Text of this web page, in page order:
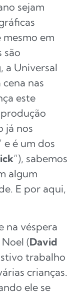
sejam
em
são
a Universal
nas
este
já nos
é um dos
“), sabemos
algum
E por aqui,
na véspera
(David
trabalho
crianças.
ele se